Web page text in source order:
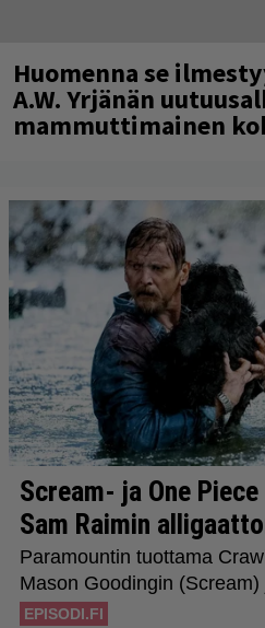
Huomenna se
A.W. Yrjänän
mammuttimainen